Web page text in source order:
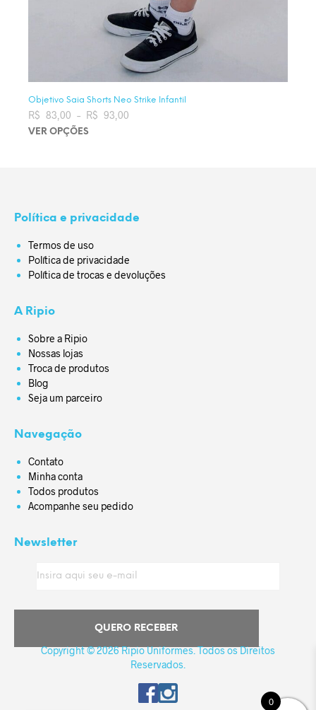
Objetivo Saia Shorts Neo Strike Infantil
R$ 83,00 – R$ 93,00Faixa de preço: R$ 83,00 através
R$ 93,00
VER OPÇÕES
Política e privacidade
Termos de uso
Política de privacidade
Política de trocas e devoluções
A Ripio
Sobre a Ripio
Nossas lojas
Troca de produtos
Blog
Seja um parceiro
Navegação
Contato
Minha conta
Todos produtos
Acompanhe seu pedido
Newsletter
Copyright © 2026 Ripio Uniformes. Todos os Direitos
Reservados.
0